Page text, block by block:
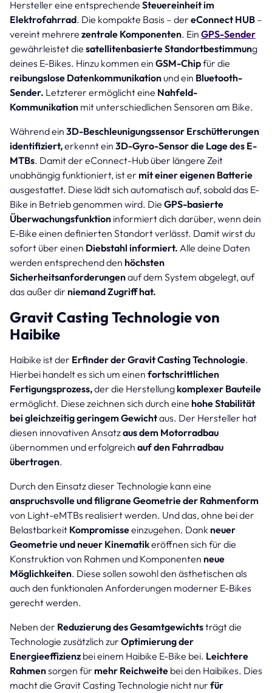
Hersteller eine entsprechende Steuereinheit im
Elektrofahrrad. Die kompakte Basis – der eConnect HUB –
vereint mehrere zentrale Komponenten. Ein GPS-Sender
gewährleistet die satellitenbasierte Standortbestimmung
deines E-Bikes. Hinzu kommen ein GSM-Chipfür die
reibungslose Datenkommunikation und ein Bluetooth-
Sender. Letzterer ermöglicht eine Nahfeld-
Kommunikation mit unterschiedlichen Sensoren am Bike.
Während ein 3D-Beschleunigungssensor Erschütterungen
identifiziert,erkennt ein 3D-Gyro-Sensor die Lage des E-
MTBs. Damit der eConnect-Hub über längere Zeit
unabhängig funktioniert, ist er mit einer eigenen Batterie
ausgestattet. Diese lädt sich automatisch auf, sobald das E-
Bike in Betrieb genommen wird. Die GPS-basierte
Überwachungsfunktion informiert dich darüber, wenn dein
E-Bike einen definierten Standort verlässt. Damit wirst du
sofort über einen Diebstahl informiert. Alle deine Daten
werden entsprechend den höchsten
Sicherheitsanforderungenauf dem System abgelegt, auf
das außer dir niemand Zugriff hat.
Gravit Casting Technologie von
Haibike
Haibike ist der Erfinder der Gravit Casting Technologie.
Hierbei handelt es sich um einen fortschrittlichen
Fertigungsprozess,der die Herstellung komplexer Bauteile
ermöglicht. Diese zeichnen sich durch eine hohe Stabilität
bei gleichzeitig geringem Gewichtaus. Der Hersteller hat
diesen innovativen Ansatzaus dem Motorradbau
übernommen und erfolgreich auf den Fahrradbau
übertragen.
Durch den Einsatz dieser Technologie kann eine
anspruchsvolle und filigrane Geometrie der Rahmenform
von Light-eMTBs realisiert werden. Und das, ohne bei der
Belastbarkeit Kompromisseeinzugehen. Dank neuer
Geometrie und neuer Kinematikeröffnen sich für die
Konstruktion von Rahmen und Komponenten neue
Möglichkeiten. Diese sollen sowohl den ästhetischen als
auch den funktionalen Anforderungen moderner E-Bikes
gerecht werden.
Neben der Reduzierung des Gesamtgewichtsträgt die
Technologie zusätzlich zur Optimierung der
Energieeffizienz bei einem Haibike E-Bike bei. Leichtere
Rahmensorgen für mehr Reichweite bei den Haibikes. Dies
macht die Gravit Casting Technologie nicht nur für